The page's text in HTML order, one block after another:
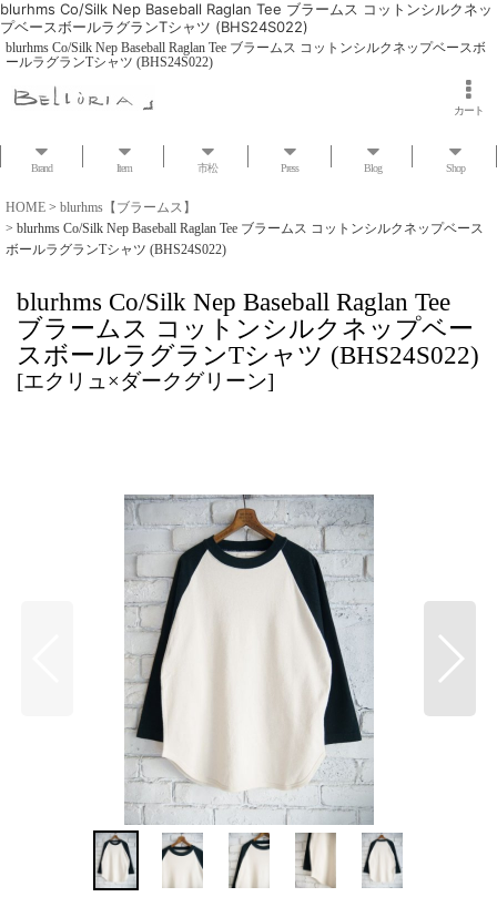
blurhms Co/Silk Nep Baseball Raglan Tee ブラームス コットンシルクネッ
プベースボールラグランTシャツ (BHS24S022)
blurhms Co/Silk Nep Baseball Raglan Tee ブラームス コットンシルクネップベースボ
ールラグランTシャツ (BHS24S022)
カート
Brand Item 市松 Press Blog Shop
HOME > blurhms【ブラームス】
> blurhms Co/Silk Nep Baseball Raglan Tee ブラームス コットンシルクネップベース
ボールラグランTシャツ (BHS24S022)
blurhms Co/Silk Nep Baseball Raglan Tee
ブラームス コットンシルクネップベー
スボールラグランTシャツ (BHS24S022)
[エクリュ×ダークグリーン]